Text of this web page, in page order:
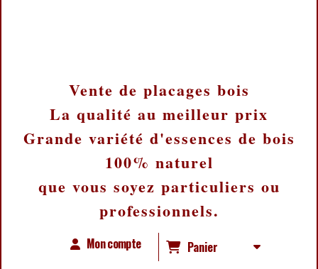
Vente de placages bois
La qualité au meilleur prix
Grande variété d'essences de bois
100% naturel
que vous soyez particuliers ou
professionnels.
Mon compte Panier